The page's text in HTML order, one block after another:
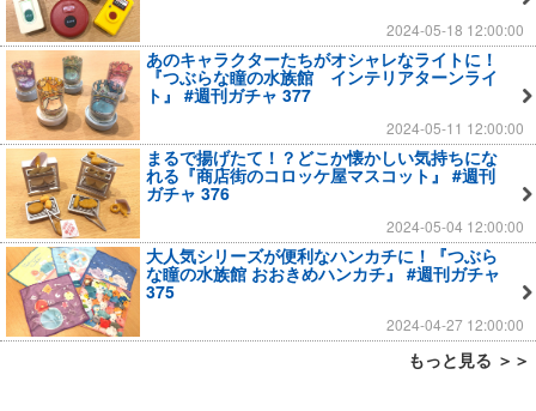
2024-05-18 12:00:00
あのキャラクターたちがオシャレなライトに！
『つぶらな瞳の水族館 インテリアターンライ
ト』 #週刊ガチャ 377
2024-05-11 12:00:00
まるで揚げたて！？どこか懐かしい気持ちにな
れる『商店街のコロッケ屋マスコット』 #週刊
ガチャ 376
2024-05-04 12:00:00
大人気シリーズが便利なハンカチに！『つぶら
な瞳の水族館 おおきめハンカチ』 #週刊ガチャ
375
2024-04-27 12:00:00
もっと見る ＞＞